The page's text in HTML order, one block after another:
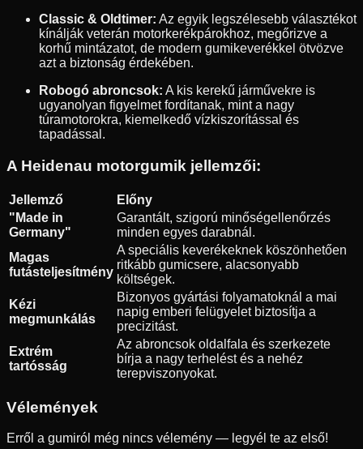
Classic & Oldtimer: Az egyik legszélesebb választékot
kínálják veterán motorkerékpárokhoz, megőrizve a
korhű mintázatot, de modern gumikeverékkel ötvözve
azt a biztonság érdekében.
Robogó abroncsok: A kis kerekű járművekre is
ugyanolyan figyelmet fordítanak, mint a nagy
túramotorokra, kiemelkedő vízkiszorítással és
tapadással.
A Heidenau motorgumik jellemzői:
Jellemző
Előny
"Made in
Germany"
Garantált, szigorú minőségellenőrzés
minden egyes darabnál.
Magas
futásteljesítmény
A speciális keverékeknek köszönhetően
ritkább gumicsere, alacsonyabb
költségek.
Kézi
megmunkálás
Bizonyos gyártási folyamatoknál a mai
napig emberi felügyelet biztosítja a
precizitást.
Extrém
tartósság
Az abroncsok oldalfala és szerkezete
bírja a nagy terhelést és a nehéz
terepviszonyokat.
Vélemények
Erről a gumiról még nincs vélemény — legyél te az első!